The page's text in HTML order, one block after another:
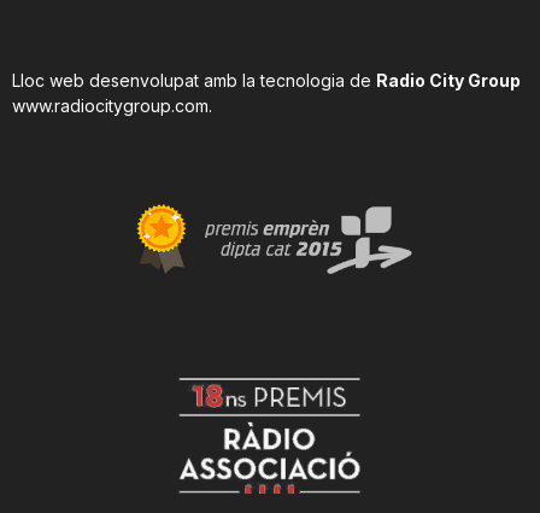
Lloc web desenvolupat amb la tecnologia de Radio City Group
www.radiocitygroup.com.